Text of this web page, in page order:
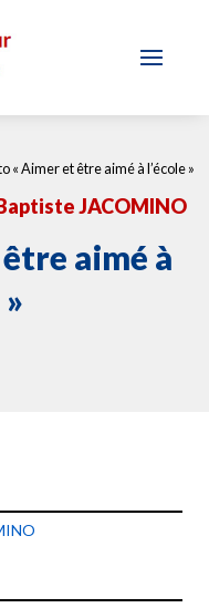
« Aimer et être aimé à l’école »
JACOMINO
aimé à